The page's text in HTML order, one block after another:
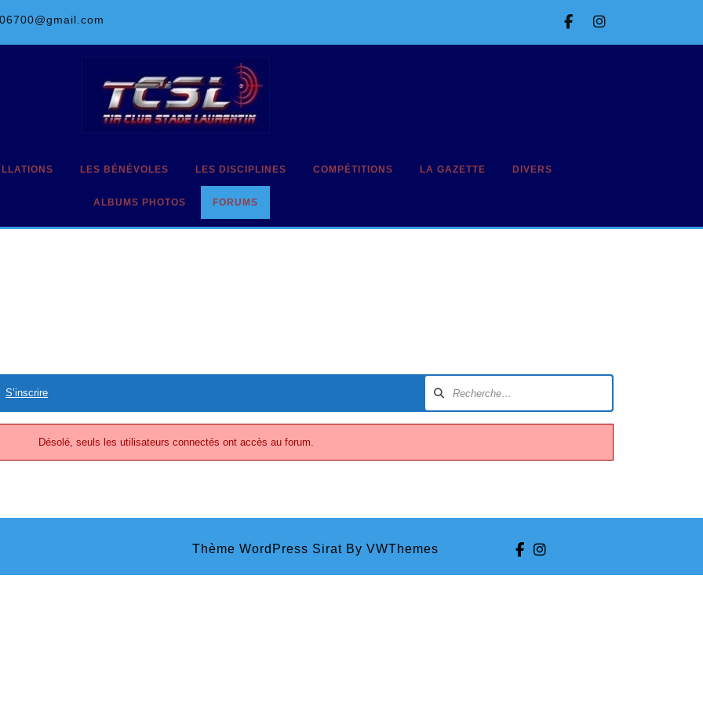
Facebook
LES BÉNÉVOLES LES DISCIPLINES COMPÉTITIONS LA GAZETTE DIVERS
ALBUMS PHOTOS FORUMS
S’inscrire
Désolé, seuls les utilisateurs connectés ont accès au forum.
Thème WordPress SiratBy VWThemes Facebook
Instagram